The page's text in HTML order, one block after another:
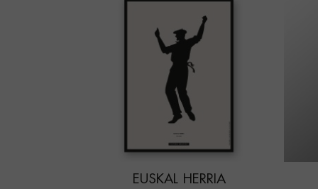
EUSKAL HERRIA